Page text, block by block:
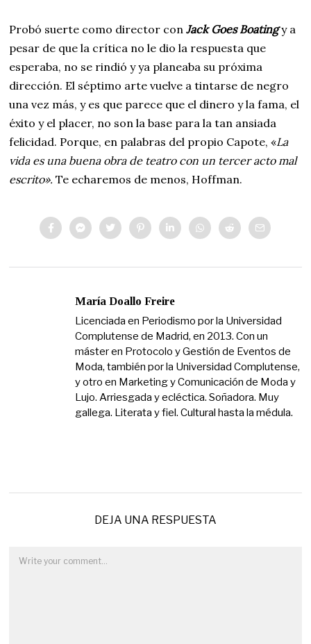
Probó suerte como director conJack Goes Boating y a
pesar de que la crítica no le dio la respuesta que
esperaba, no se rindió y ya planeaba su próxima
dirección. El séptimo arte vuelve a tintarse de negro
una vez más, y es que parece que el dinero y la fama, el
éxito y el placer, no son la base para la tan ansiada
felicidad. Porque, en palabras del propio Capote, «La
vida es una buena obra de teatro con un tercer acto mal
escrito».Te echaremos de menos, Hoffman.
María Doallo Freire
Licenciada en Periodismo por la Universidad
Complutense de Madrid, en 2013. Con un
máster en Protocolo y Gestión de Eventos de
Moda, también por la Universidad Complutense,
y otro en Marketing y Comunicación de Moda y
Lujo. Arriesgada y ecléctica. Soñadora. Muy
gallega. Literata y fiel. Cultural hasta la médula.
DEJA UNA RESPUESTA